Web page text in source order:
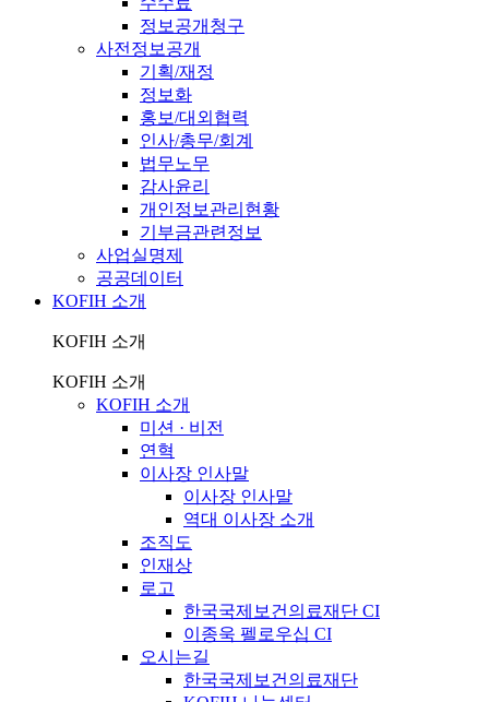
정보공개청구
사전정보공개
기획/재정
정보화
홍보/대외협력
인사/총무/회계
법무노무
감사윤리
개인정보관리현황
기부금관련정보
사업실명제
공공데이터
KOFIH 소개
KOFIH 소개
KOFIH 소개
KOFIH 소개
미션 · 비전
연혁
이사장 인사말
이사장 인사말
역대 이사장 소개
조직도
인재상
로고
한국국제보건의료재단 CI
이종욱 펠로우십 CI
오시는길
한국국제보건의료재단